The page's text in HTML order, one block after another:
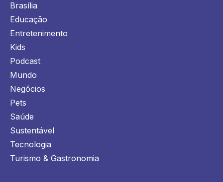
Brasília
Educação
Entretenimento
Kids
Podcast
Mundo
Negócios
Pets
Saúde
Sustentável
Tecnologia
Turismo & Gastronomia